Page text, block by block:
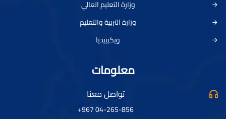
وزارة التعليم العالي
وزارة التربية والتعليم
ويكيبيديا
معلومات
تواصل معنا
04-265-856 967+